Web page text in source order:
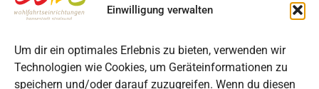
Einwilligung verwalten
Um dir ein optimales Erlebnis zu bieten, verwenden wir
Technologien wie Cookies, um Geräteinformationen zu
speichern und/oder darauf zuzugreifen. Wenn du diesen
E-Mail:info@wfehst.de
Kontakt
Impressum